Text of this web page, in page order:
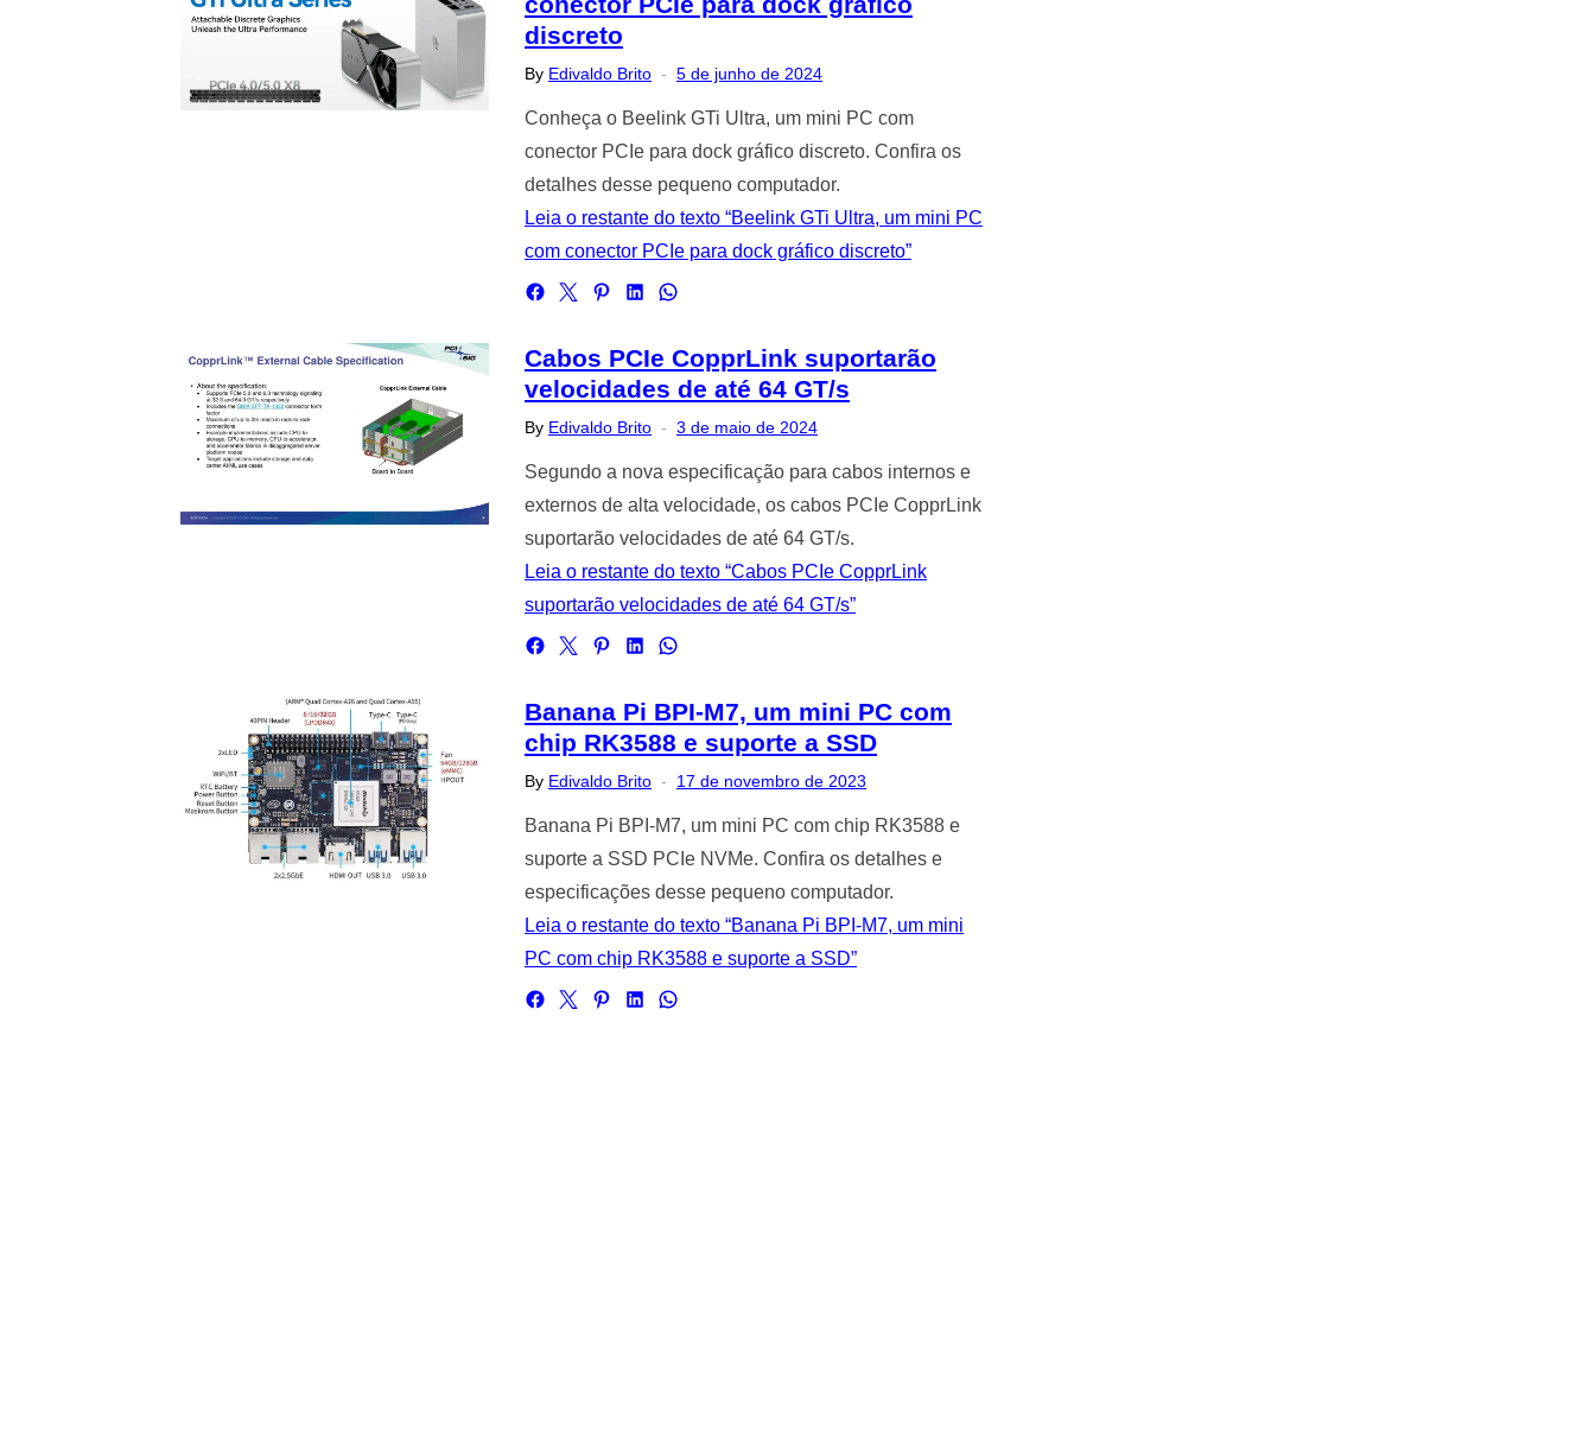
discreto
By Edivaldo Brito
Posted
5 de junho de 2024
Conheça o Beelink GTi Ultra, um mini PC com
conector PCIe para dock gráfico discreto. Confira os
detalhes desse pequeno computador.
Leia o restante do texto “Beelink GTi Ultra, um mini PC
com conector PCIe para dock gráfico discreto”
Cabos PCIe CopprLink suportarão
velocidades de até 64 GT/s
By Edivaldo Brito
Posted
3 de maio de 2024
Segundo a nova especificação para cabos internos e
externos de alta velocidade, os cabos PCIe CopprLink
suportarão velocidades de até 64 GT/s.
Leia o restante do texto “Cabos PCIe CopprLink
suportarão velocidades de até 64 GT/s”
Banana Pi BPI-M7, um mini PC com
chip RK3588 e suporte a SSD
By Edivaldo Brito
Posted
17 de novembro de 2023
Banana Pi BPI-M7, um mini PC com chip RK3588 e
suporte a SSD PCIe NVMe. Confira os detalhes e
especificações desse pequeno computador.
Leia o restante do texto “Banana Pi BPI-M7, um mini
PC com chip RK3588 e suporte a SSD”